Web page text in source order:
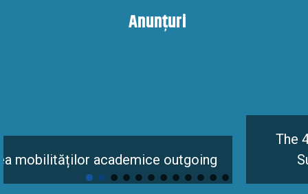
Anunțuri
academice outgoing
The 4th edition
Summer